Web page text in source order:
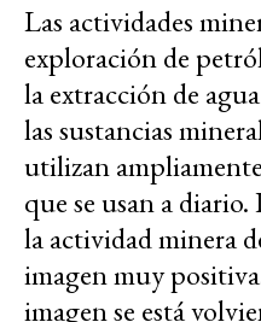
Las actividades
exploración de
la extracción de
las sustancias
utilizan
que se usan a
la actividad minera
imagen muy
imagen se está